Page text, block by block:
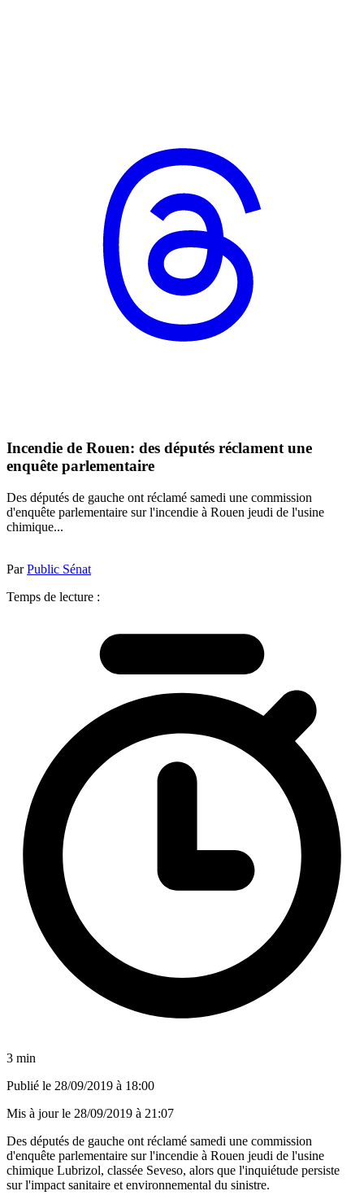
Incendie de Rouen: des députés réclament une
enquête parlementaire
Des députés de gauche ont réclamé samedi une commission
d'enquête parlementaire sur l'incendie à Rouen jeudi de l'usine
chimique...
ParPublic Sénat
Temps de lecture :
3 min
Publié le 28/09/2019 à 18:00
Mis à jour le 28/09/2019 à 21:07
Des députés de gauche ont réclamé samedi une commission
d'enquête parlementaire sur l'incendie à Rouen jeudi de l'usine
chimique Lubrizol, classée Seveso, alors que l'inquiétude persiste
sur l'impact sanitaire et environnemental du sinistre.